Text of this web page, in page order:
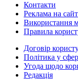
Контакти
Реклама на
Використання
Правила
Договір
Політика у
Угода щодо
Редакція